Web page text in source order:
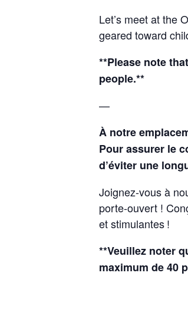
Let’s meet at the
geared toward
**Please note
people.**
—
À notre
Pour assurer le
d’éviter une
Joignez-vous à
porte-ouvert !
et stimulantes !
**Veuillez noter
maximum de 40